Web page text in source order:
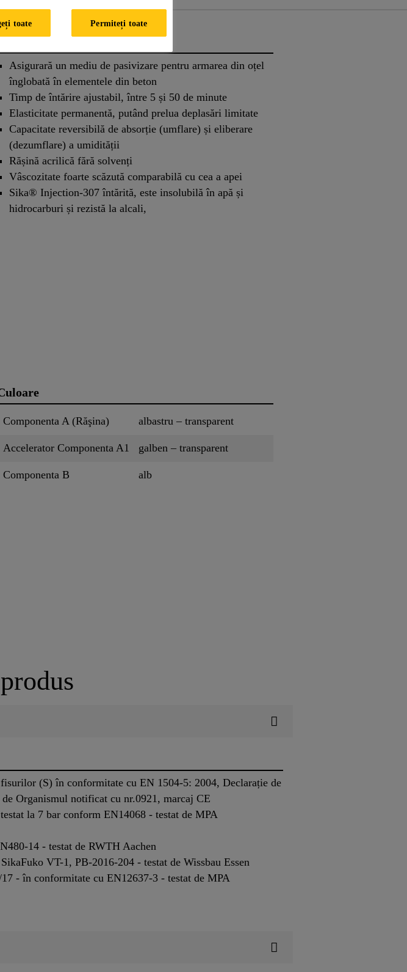
Asigurară un mediu de pasivizare pentru armarea din oțel
înglobată în elementele din beton
Timp de întărire ajustabil, între 5 și 50 de minute
Elasticitate permanentă, putând prelua deplasări limitate
Capacitate reversibilă de absorție (umflare) și eliberare
(dezumflare) a umidității
Rășină acrilică fără solvenți
Vâscozitate foarte scăzută comparabilă cu cea a apei
Sika® Injection-307 întărită, este insolubilă în apă și
hidrocarburi și rezistă la alcali,
Componenta A (Răşina) albastru – transparent
Accelerator Componenta A1 galben – transparent
Componenta B alb
(S) în conformitate cu EN 1504-5: 2004, Declarație de
Organismul notificat cu nr.0921, marcaj CE
la 7 bar conform EN14068 - testat de MPA
14 - testat de RWTH Aachen
VT-1, PB-2016-204 - testat de Wissbau Essen
- în conformitate cu EN12637-3 - testat de MPA
toate Permiteți toate